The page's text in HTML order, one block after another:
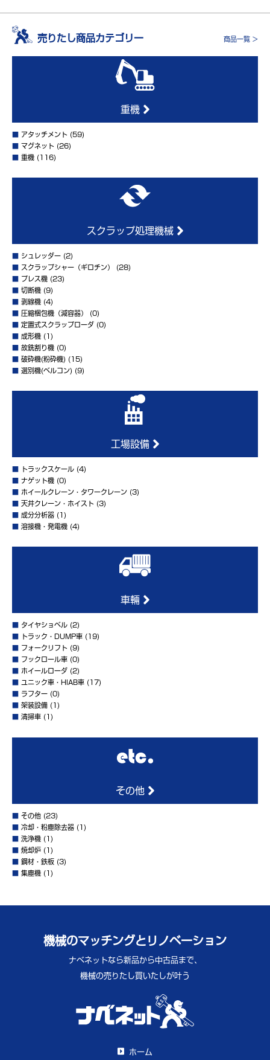
売りたし商品カテゴリー 商品一覧 >
重機
アタッチメント (59)
マグネット (26)
重機 (116)
スクラップ処理機械
シュレッダー (2)
スクラップシャー（ギロチン）
(28)
プレス機 (23)
切断機 (9)
剥線機 (4)
圧縮梱包機（減容器）
(0)
定置式スクラップローダ (0)
成形機 (1)
故銑割り機 (0)
破砕機(粉砕機) (15)
選別機(ベルコン) (9)
工場設備
トラックスケール (4)
ナゲット機 (0)
ホイールクレーン・タワークレーン (3)
天井クレーン・ホイスト (3)
成分分析器 (1)
溶接機・発電機 (4)
車輛
タイヤショベル (2)
トラック・DUMP車 (19)
フォークリフト (9)
フックロール車 (0)
ホイールローダ (2)
ユニック車・HIAB車 (17)
ラフター (0)
架装設備 (1)
清掃車 (1)
その他
その他 (23)
冷却・粉塵除去器 (1)
洗浄機 (1)
焼却炉 (1)
鋼材・鉄板 (3)
集塵機 (1)
機械のマッチングとリノベーション
ナベネットなら新品から中古品まで、
機械の売りたし買いたしが叶う
ホーム